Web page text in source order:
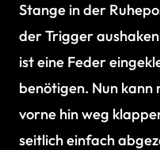
Stange in der
der Trigger
ist eine Feder
benötigen. Nun kann
vorne hin weg
seitlich einfach